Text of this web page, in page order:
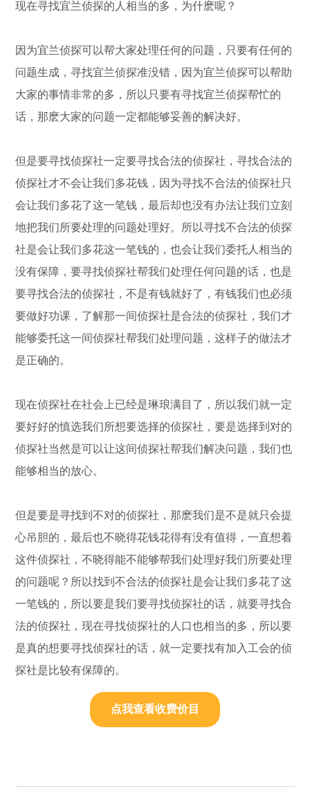
现在寻找宜兰侦探的人相当的多，为什麽呢？
因为宜兰侦探可以帮大家处理任何的问题，只要有任何的
问题生成，寻找宜兰侦探准没错，因为宜兰侦探可以帮助
大家的事情非常的多，所以只要有寻找宜兰侦探帮忙的
话，那麽大家的问题一定都能够妥善的解决好。
但是要寻找侦探社一定要寻找合法的侦探社，寻找合法的
侦探社才不会让我们多花钱，因为寻找不合法的侦探社只
会让我们多花了这一笔钱，最后却也没有办法让我们立刻
地把我们所要处理的问题处理好。所以寻找不合法的侦探
社是会让我们多花这一笔钱的，也会让我们委托人相当的
没有保障，要寻找侦探社帮我们处理任何问题的话，也是
要寻找合法的侦探社，不是有钱就好了，有钱我们也必须
要做好功课，了解那一间侦探社是合法的侦探社，我们才
能够委托这一间侦探社帮我们处理问题，这样子的做法才
是正确的。
现在侦探社在社会上已经是琳琅满目了，所以我们就一定
要好好的慎选我们所想要选择的侦探社，要是选择到对的
侦探社当然是可以让这间侦探社帮我们解决问题，我们也
能够相当的放心。
但是要是寻找到不对的侦探社，那麽我们是不是就只会提
心吊胆的，最后也不晓得花钱花得有没有值得，一直想着
这件侦探社，不晓得能不能够帮我们处理好我们所要处理
的问题呢？所以找到不合法的侦探社是会让我们多花了这
一笔钱的，所以要是我们要寻找侦探社的话，就要寻找合
法的侦探社，现在寻找侦探社的人口也相当的多，所以要
是真的想要寻找侦探社的话，就一定要找有加入工会的侦
探社是比较有保障的。
点我查看收费价目